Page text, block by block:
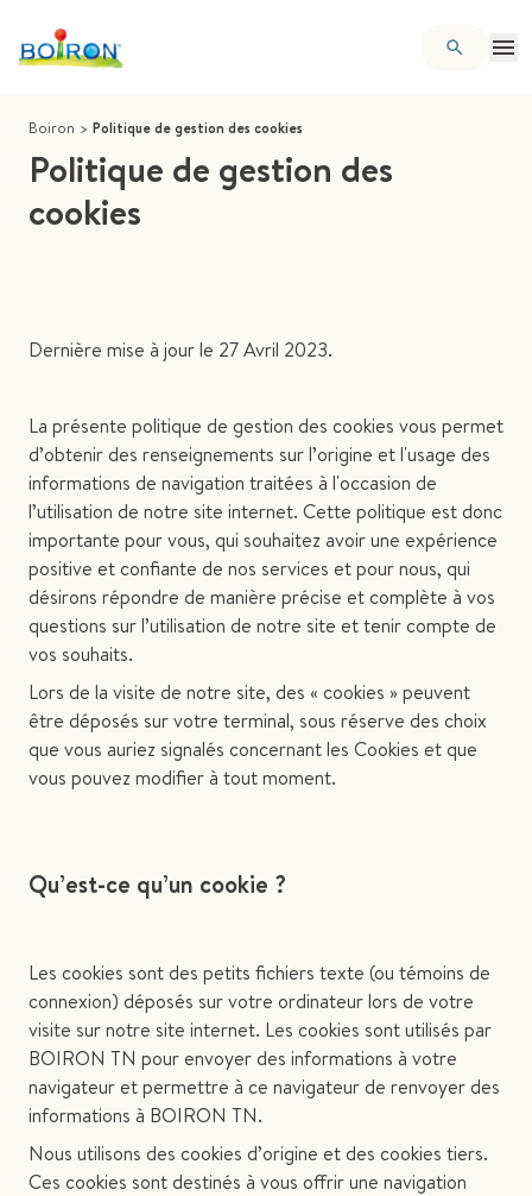
Boiron > Politique de gestion des cookies
Politique de gestion des
cookies
Dernière mise à jour le 27 Avril 2023.
La présente politique de gestion des cookies vous permet
d’obtenir des renseignements sur l’origine et l'usage des
informations de navigation traitées à l'occasion de
l’utilisation de notre site internet. Cette politique est donc
importante pour vous, qui souhaitez avoir une expérience
positive et confiante de nos services et pour nous, qui
désirons répondre de manière précise et complète à vos
questions sur l’utilisation de notre site et tenir compte de
vos souhaits.
Lors de la visite de notre site, des « cookies » peuvent
être déposés sur votre terminal, sous réserve des choix
que vous auriez signalés concernant les Cookies et que
vous pouvez modifier à tout moment.
Qu’est-ce qu’un cookie ?
Les cookies sont des petits fichiers texte (ou témoins de
connexion) déposés sur votre ordinateur lors de votre
visite sur notre site internet. Les cookies sont utilisés par
BOIRON TN pour envoyer des informations à votre
navigateur et permettre à ce navigateur de renvoyer des
informations à BOIRON TN.
Nous utilisons des cookies d’origine et des cookies tiers.
Ces cookies sont destinés à vous offrir une navigation